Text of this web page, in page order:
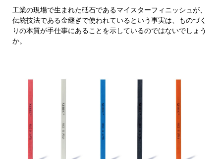
工業の現場で生まれた砥石であるマイスターフィニッシュが、
伝統技法である金継ぎで使われているという事実は、ものづく
りの本質が手仕事にあることを示しているのではないでしょう
か。